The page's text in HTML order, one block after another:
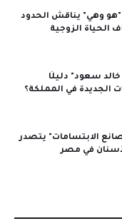
"هو وهي" يناقش الحدود
الحياة الزوجية
سعود" دليلًا
الجديدة في المملكة؟
الابتسامات" يتصدر
في مصر